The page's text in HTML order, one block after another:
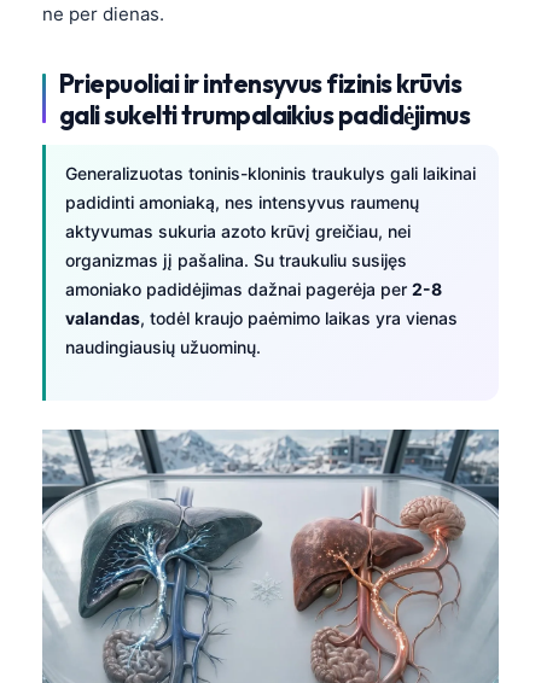
ne per dienas.
Priepuoliai ir intensyvus fizinis krūvis
gali sukelti trumpalaikius padidėjimus
Generalizuotas toninis-kloninis traukulys gali laikinai
padidinti amoniaką, nes intensyvus raumenų
aktyvumas sukuria azoto krūvį greičiau, nei
organizmas jį pašalina. Su traukuliu susijęs
amoniako padidėjimas dažnai pagerėja per 2-8
valandas, todėl kraujo paėmimo laikas yra vienas
naudingiausių užuominų.
ພາສາລາວ
Basa Jawa
Cebuano
ئۇيغۇرچە
Кыргызча
Татар теле
Frysk
Ślōnskŏ gŏdka
Norsk bokmål